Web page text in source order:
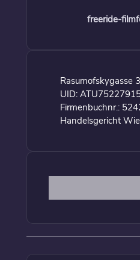
freeride-
Rasumofskygasse
UID:
Firmenbuchnr.:
Handelsgericht